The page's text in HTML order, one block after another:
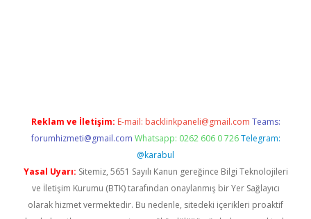
Reklam ve İletişim: E-mail: backlinkpaneli@gmail.com Teams:
forumhizmeti@gmail.com Whatsapp: 0262 606 0 726 Telegram:
@karabul
Yasal Uyarı: Sitemiz, 5651 Sayılı Kanun gereğince Bilgi Teknolojileri
ve İletişim Kurumu (BTK) tarafından onaylanmış bir Yer Sağlayıcı
olarak hizmet vermektedir. Bu nedenle, sitedeki içerikleri proaktif